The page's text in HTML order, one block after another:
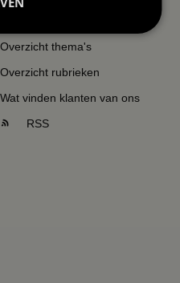
Overzicht thema's
Overzicht rubrieken
Wat vinden klanten van ons
RSS